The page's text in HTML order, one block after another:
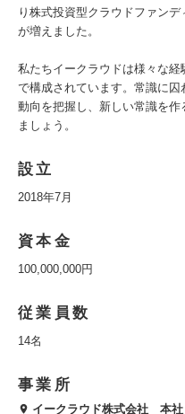
り株式投資型クラウドファン
が増えました。
私たちイークラウドは様々な
で構成されています。常識に
動向を把握し、新しい常識を
ましょう。
設立
2018年7月
資本金
100,000,000円
従業員数
14名
事業所
イークラウド株式会社 本社